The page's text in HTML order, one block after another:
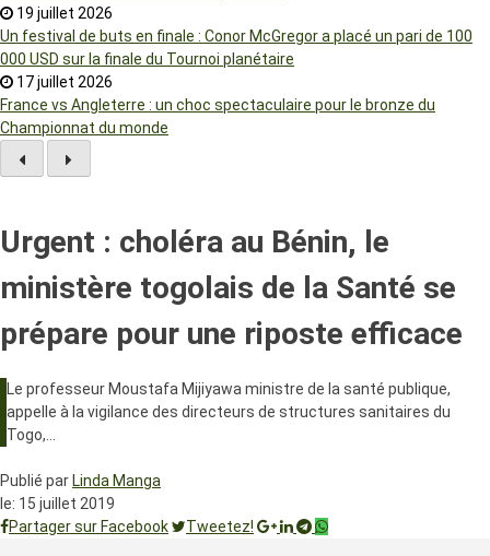
19 juillet 2026
Un festival de buts en finale : Conor McGregor a placé un pari de 100
000 USD sur la finale du Tournoi planétaire
17 juillet 2026
France vs Angleterre : un choc spectaculaire pour le bronze du
Championnat du monde
Urgent : choléra au Bénin, le
ministère togolais de la Santé se
prépare pour une riposte efficace
Le professeur Moustafa Mijiyawa ministre de la santé publique,
appelle à la vigilance des directeurs de structures sanitaires du
Togo,…
Publié par Linda Manga
le: 15 juillet 2019
Partager sur Facebook
Tweetez!